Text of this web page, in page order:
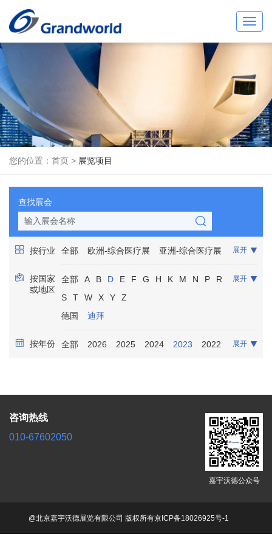
您的位置： 首页 > 展览项目
查找展会
按行业 全部 欧洲-综合医疗展
亚洲-综合医疗展
展开
按国家
或地区
全部 A B D E F G H K M N P
R
S
T W X Y
Z
德国
迪拜
展开
按年份 全部 2026 2025 2024 2023
2022
展开
嘉宇沃德公众号
咨询热线
010-67602050
@北京嘉宇沃德展览有限公司 版权所有京ICP备18026925号-1